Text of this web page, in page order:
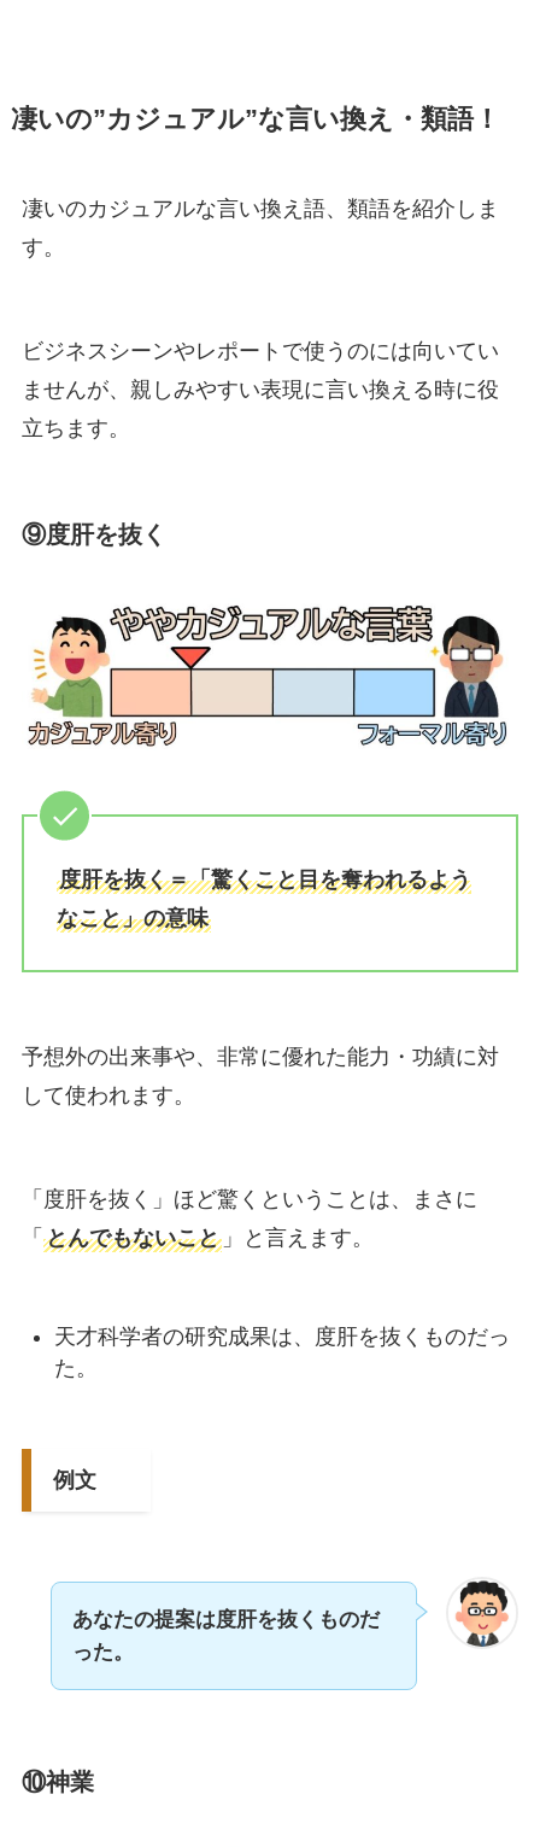
凄いの”カジュアル”な言い換え・類語！
凄いのカジュアルな言い換え語、類語を紹介しま
す。
ビジネスシーンやレポートで使うのには向いてい
ませんが、親しみやすい表現に言い換える時に役
立ちます。
⑨度肝を抜く
度肝を抜く＝「驚くこと目を奪われるよう
なこと」の意味
予想外の出来事や、非常に優れた能力・功績に対
して使われます。
「度肝を抜く」ほど驚くということは、まさに
「 とんでもないこと」と言えます。
天才科学者の研究成果は、度肝を抜くものだっ
た。
例文
あなたの提案は度肝を抜くものだ
った。
⑩神業